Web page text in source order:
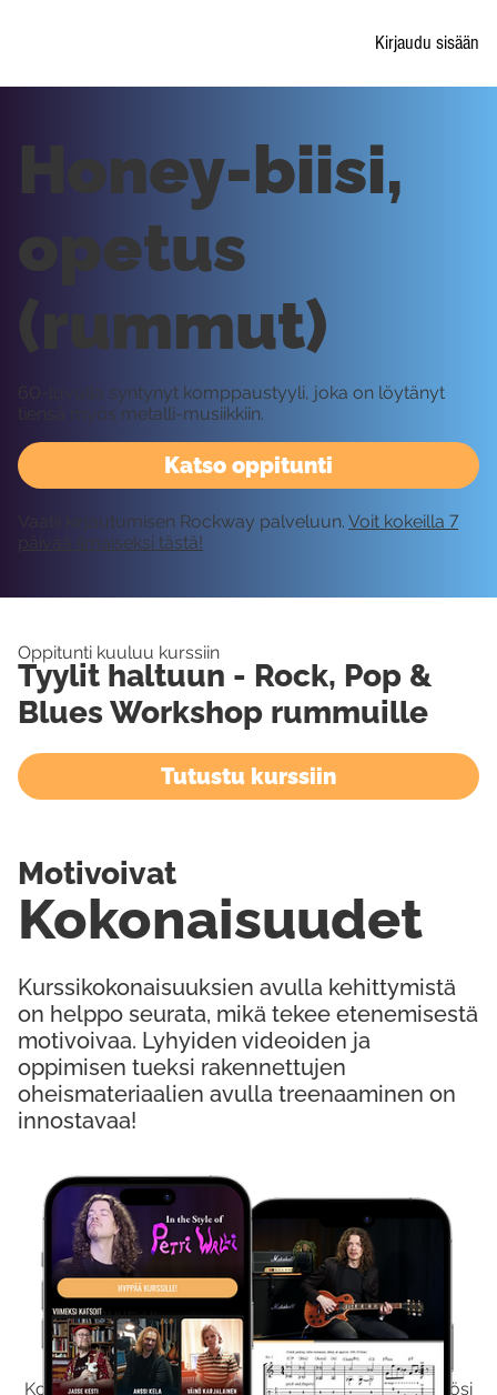
Kirjaudu sisään
Kokeile Ilmaiseksi
Kokeilemalla ilmaiseksi saat koko sisältömme käyttöösi
Katso oppitunti
Honey-biisi,
opetus
(rummut)
60-luvulla syntynyt komppaustyyli, joka on löytänyt
tiensä myös metalli-musiikkiin.
Vaatii kirjautumisen Rockway palveluun. Voit kokeilla 7
päivää ilmaiseksi tästä!
Oppitunti kuuluu kurssiin
Tyylit haltuun - Rock, Pop &
Blues Workshop rummuille
Tutustu kurssiin
Kurssikokonaisuuksien avulla kehittymistä
on helppo seurata, mikä tekee etenemisestä
motivoivaa. Lyhyiden videoiden ja
oppimisen tueksi rakennettujen
oheismateriaalien avulla treenaaminen on
innostavaa!
Kokonaisuudet
Motivoivat